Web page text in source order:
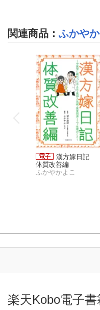
関連商品 ： ふかや
漢方嫁日記
体質改善編
ふかやかよこ
体質改善編
ふかやかよこ
楽天Kobo電子